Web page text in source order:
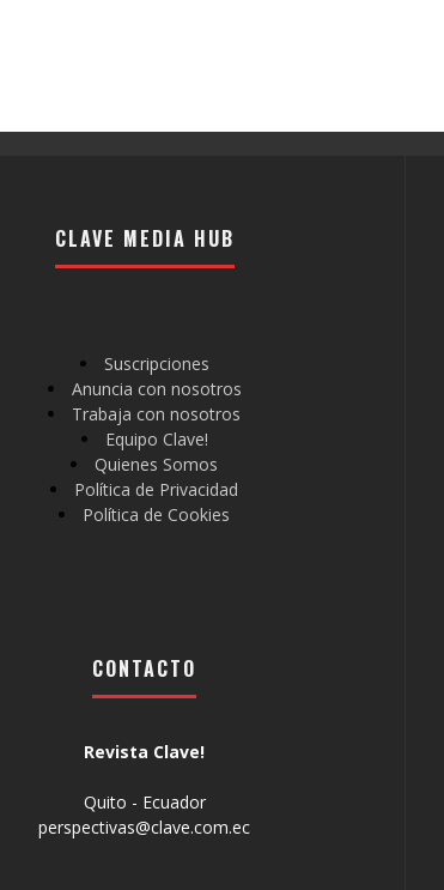
CLAVE MEDIA HUB
Suscripciones
Anuncia con nosotros
Trabaja con nosotros
Equipo Clave!
Quienes Somos
Política de Privacidad
Política de Cookies
CONTACTO
Revista Clave!
Quito - Ecuador
perspectivas@clave.com.ec